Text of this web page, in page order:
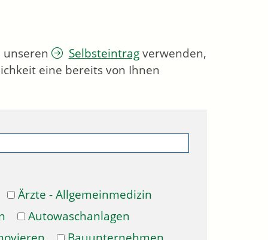
unseren Selbsteintragverwenden,
eine bereits von Ihnen
Ärzte - Allgemeinmedizin
Autowaschanlagen